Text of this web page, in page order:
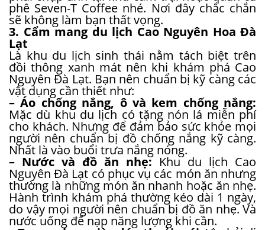
phê Seven-T Coffee nhé. Nơi đây chắc chắn
sẽ không làm bạn thất vọng.
3. Cẩm mang du lịch Cao Nguyên Hoa Đà
Lạt
Là khu du lịch sinh thái nằm tách biệt trên
đồi thông xanh mát nên khi khám phá Cao
Nguyên Đà Lạt. Bạn nên chuẩn bị kỹ càng các
vật dụng cần thiết như:
– Áo chống nắng, ô và kem chống nắng:
Mặc dù khu du lịch có tặng nón lá miễn phí
cho khách. Nhưng để đảm bảo sức khỏe mọi
người nên chuẩn bị đồ chống nắng kỹ càng.
Nhất là vào buổi trưa nắng nóng.
– Nước và đồ ăn nhẹ: Khu du lịch Cao
Nguyên Đà Lạt có phục vụ các món ăn nhưng
thường là những món ăn nhanh hoặc ăn nhẹ.
Hành trình khám phá thường kéo dài 1 ngày,
do vậy mọi người nên chuẩn bị đồ ăn nhẹ. Và
nước uống để nạp năng lượng khi cần.